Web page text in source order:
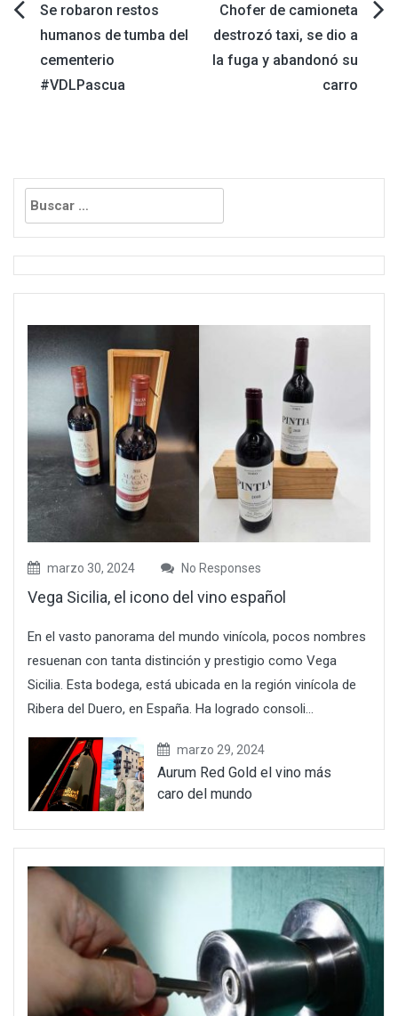
Navegación
de
entradas
Se robaron restos
humanos de tumba del
cementerio
#VDLPascua
Chofer de camioneta
destrozó taxi, se dio a
la fuga y abandonó su
carro
Buscar:
marzo 30, 2024 No Responses
Vega Sicilia, el icono del vino español
En el vasto panorama del mundo vinícola, pocos nombres
resuenan con tanta distinción y prestigio como Vega
Sicilia. Esta bodega, está ubicada en la región vinícola de
Ribera del Duero, en España. Ha logrado consoli...
marzo 29, 2024
Aurum Red Gold el vino más
caro del mundo